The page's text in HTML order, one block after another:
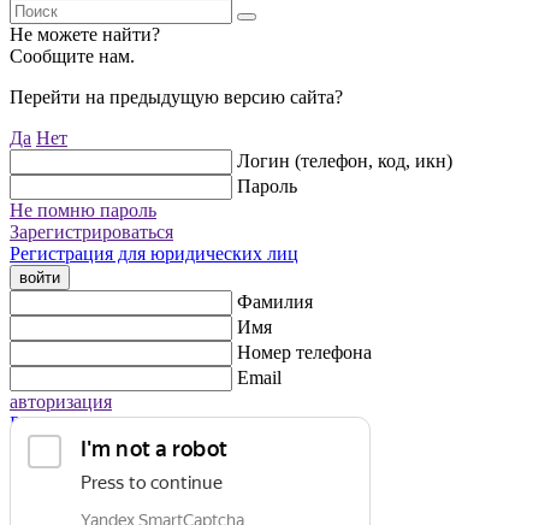
Не можете найти?
Сообщите нам.
Перейти на предыдущую версию сайта?
Да Нет
Логин (телефон, код, икн)
Пароль
Не помню пароль
Зарегистрироваться
Регистрация для юридических лиц
войти
Фамилия
Имя
Номер телефона
Email
авторизация
Регистрация для юридических лиц